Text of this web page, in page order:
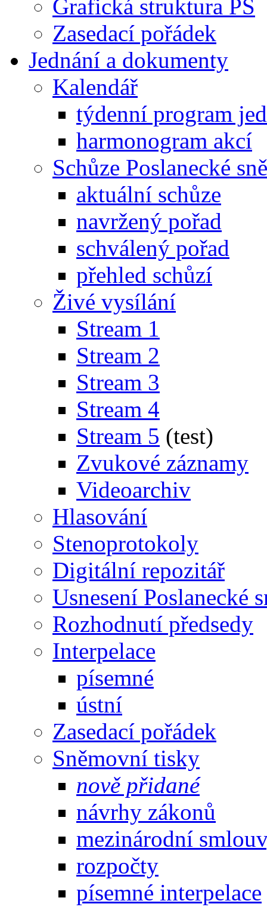
Grafická struktura PS
Zasedací pořádek
Jednání a dokumenty
Kalendář
týdenní program
harmonogram akcí
Schůze Poslanecké
aktuální schůze
navržený pořad
schválený pořad
přehled schůzí
Živé vysílání
Stream 1
Stream 2
Stream 3
Stream 4
Stream 5 (test)
Zvukové záznamy
Videoarchiv
Hlasování
Stenoprotokoly
Digitální repozitář
Usnesení Poslanecké
Rozhodnutí předsedy
Interpelace
písemné
ústní
Zasedací pořádek
Sněmovní tisky
nově přidané
návrhy zákonů
mezinárodní
rozpočty
písemné interpelace